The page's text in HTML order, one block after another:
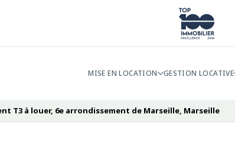
MISE EN LOCATION GESTION LOCATIVE
T3 à louer, 6e arrondissement de Marseille, Marseille